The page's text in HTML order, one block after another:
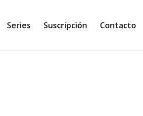
Series Suscripción Contacto